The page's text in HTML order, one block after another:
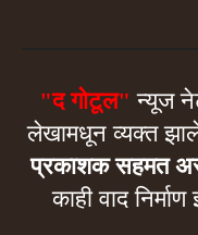
"द गोटूल" न्यूज
लेखामधून व्यक्त
प्रकाशक सहमत
काही वाद